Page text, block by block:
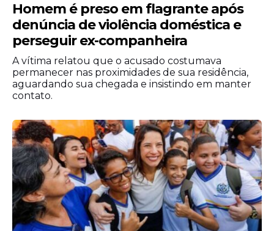
21/11 -Na manhã da terça o CAO Controle
Externo entrou em contato com a
identificação dos policiais militares
envolvidos nas mortes.
21/11 -Tendo notícia da lavratura e auto de
prisão em flagrante por parte da Delegacia
de Polícia Judiciária Militar (DPJM), quanto
aos crimes militares em tese praticados, o
CAO Controle Externo solicitou o imediato
Homem é preso em flagrante após
denúncia de violência doméstica e
perseguir ex-companheira
A vítima relatou que o acusado costumava
permanecer nas proximidades de sua residência,
aguardando sua chegada e insistindo em manter
contato.